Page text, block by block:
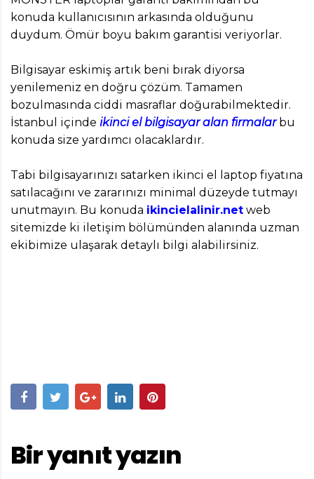
konuda kullanıcısının arkasında olduğunu
duydum. Ömür boyu bakım garantisi veriyorlar.
Bilgisayar eskimiş artık beni bırak diyorsa
yenilemeniz en doğru çözüm. Tamamen
bozulmasında ciddi masraflar doğurabilmektedir.
İstanbul içinde ikinci el bilgisayar alan firmalarbu
konuda size yardımcı olacaklardır.
Tabi bilgisayarınızı satarken ikinci el laptop fiyatına
satılacağını ve zararınızı minimal düzeyde tutmayı
unutmayın. Bu konuda ikincielalinir.net web
sitemizde ki iletişim bölümünden alanında uzman
ekibimize ulaşarak detaylı bilgi alabilirsiniz.
Bir yanıt yazın